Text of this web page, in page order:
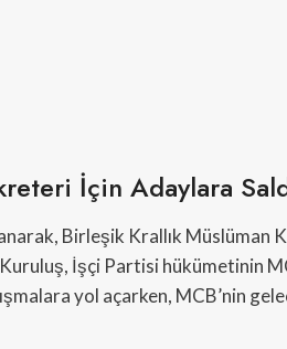
İçin Adaylara
Birleşik Krallık Müslüman
İşçi Partisi hükümetinin
yol açarken, MCB’nin